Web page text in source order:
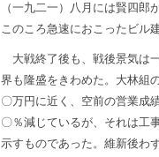
（一九二一）八月には賢四
このころ急速におこったビル
大戦終了後も、戦後景気は
界も隆盛をきわめた。大林組
〇万円に近く、空前の営業成
〇％減じているが、それは工
示すものであった。維新後わ